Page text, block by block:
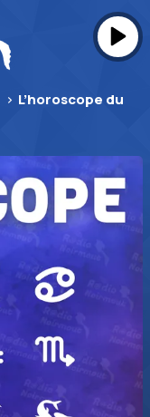
> L’horoscope du